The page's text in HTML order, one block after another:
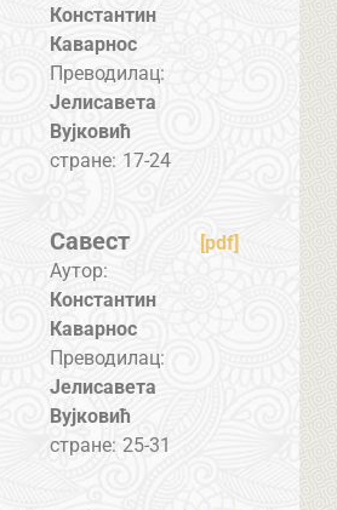
Константин
Каварнос
Преводилац:
Јелисавета
Вујковић
стране: 17-24
Савест
[pdf]
Аутор:
Константин
Каварнос
Преводилац:
Јелисавета
Вујковић
стране: 25-31